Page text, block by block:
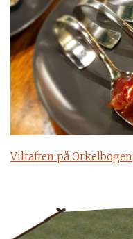
Viltaften på Orkelbogen